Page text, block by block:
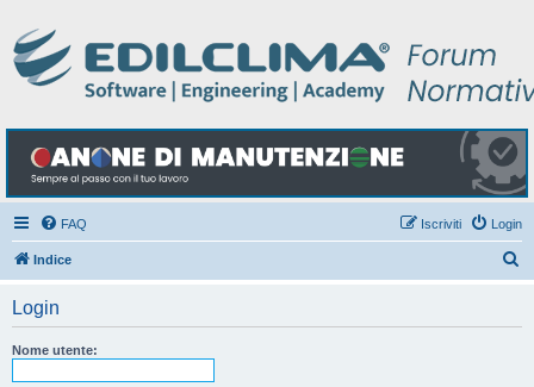
FAQ Login
Iscriviti
Indice
Login
Nome utente: